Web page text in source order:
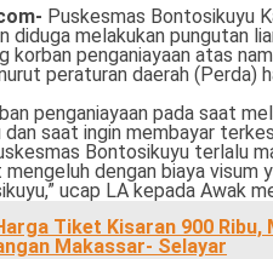
Puskesmas Bontosikuyu
diduga melakukan pungutan
korban penganiayaan atas
peraturan daerah (Perda)
penganiayaan pada saat
saat ingin membayar
Bontosikuyu terlalu
dengan biaya visum
ucap LA kepada Awak
Tiket Kisaran 900 Ribu,
Makassar- Selayar